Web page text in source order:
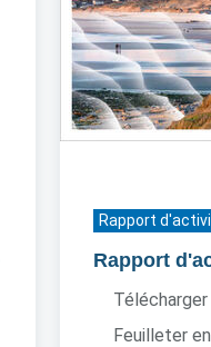
Rapport
Rapport
Feuilleter